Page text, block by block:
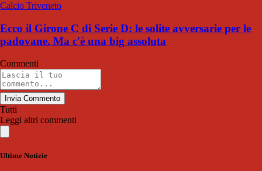
Calcio Triveneto
Ecco il Girone C di Serie D: le solite avversarie per le
padovane. Ma c'è una big assoluta
Commenti
Invia Commento
Tutti
Leggi altri commenti
Ultime Notizie